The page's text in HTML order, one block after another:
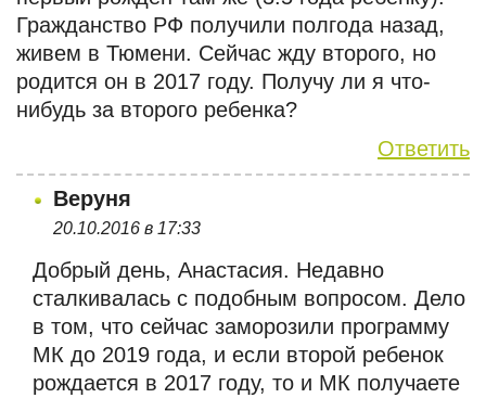
Гражданство РФ получили полгода назад,
живем в Тюмени. Сейчас жду второго, но
родится он в 2017 году. Получу ли я что-
нибудь за второго ребенка?
Ответить
Веруня
20.10.2016 в 17:33
Добрый день, Анастасия. Недавно
сталкивалась с подобным вопросом. Дело
в том, что сейчас заморозили программу
МК до 2019 года, и если второй ребенок
рождается в 2017 году, то и МК получаете